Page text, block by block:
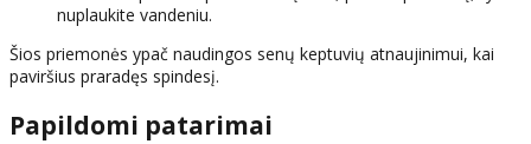
nuplaukite vandeniu.
Šios priemonės ypač naudingos senų keptuvių atnaujinimui, kai
paviršius praradęs spindesį.
Papildomi patarimai